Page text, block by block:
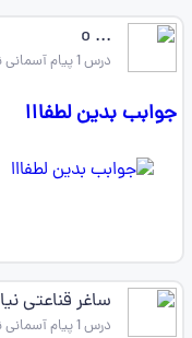
... o
درس 1 پیام آسمانی نهم
جوابب بدین لطفااا
ساغر قناعتی نیا
درس 1 پیام آسمانی نهم